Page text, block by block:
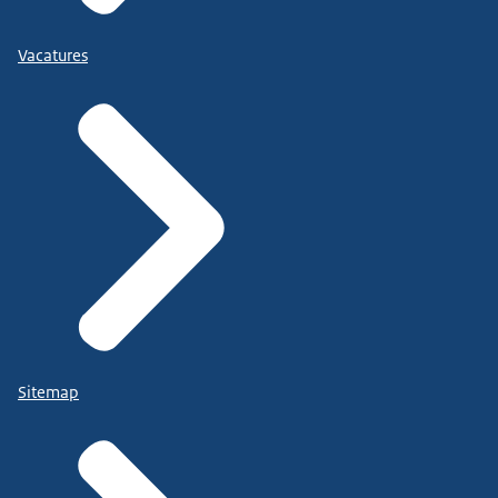
Vacatures
Sitemap